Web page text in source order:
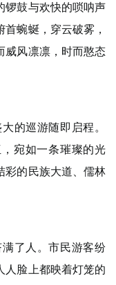
锣鼓与欢快的唢呐声
蜿蜒，穿云破雾，
威风凛凛，时而憨态
的巡游随即启程。
宛如一条璀璨的光
彩的民族大道、儒林
了人。市民游客纷
人脸上都映着灯笼的